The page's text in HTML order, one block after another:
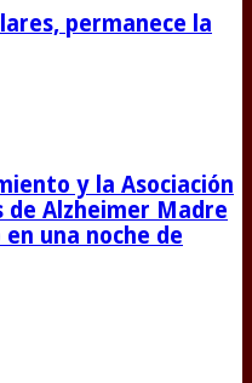
permanece la
y la Asociación
Alzheimer Madre
una noche de